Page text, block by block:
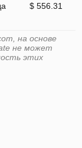
$ 556.31
на основе
не может
этих